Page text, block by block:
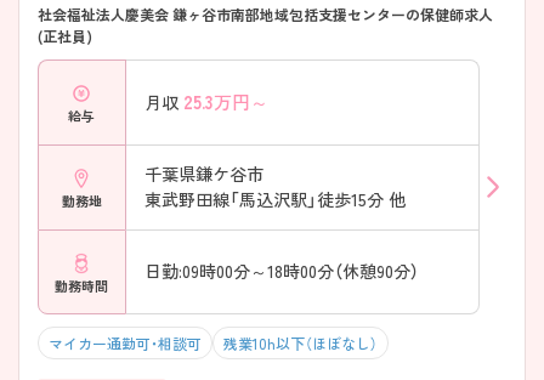
社会福祉法人慶美会 鎌ヶ谷市南部地域包括支援センターの保健師求人
(正社員)
給与
月収 25.3万円～
勤務地
千葉県鎌ケ谷市
東武野田線「馬込沢駅」徒歩15分 他
勤務時間
日勤:09時00分～18時00分（休憩90分）
マイカー通勤可・相談可 残業10h以下（ほぼなし）